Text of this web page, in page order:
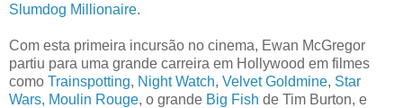
Slumdog Millionaire.
Com esta primeira incursão no cinema, Ewan McGregor
partiu para uma grande carreira em Hollywood em filmes
como Trainspotting, Night Watch, Velvet Goldmine, Star
Wars, Moulin Rouge, o grande Big Fish de Tim Burton, e